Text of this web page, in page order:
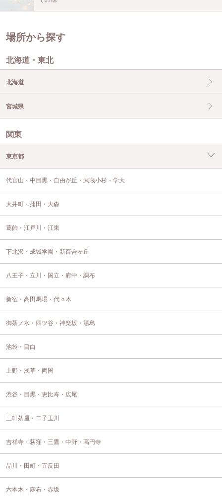
場所から探す
北海道・東北
北海道
宮城県
関東
東京都
代官山・中目黒・自由が丘・武蔵小杉・学大
大井町・蒲田・大森
葛飾・江戸川・江東
下北沢・成城学園・新百合ヶ丘
八王子・立川・国立・府中・調布
新宿・高田馬場・代々木
御茶ノ水・四ツ谷・神楽坂・湯島
池袋・目白
上野・浅草・両国
渋谷・目黒・恵比寿・広尾
三軒茶屋・二子玉川
吉祥寺・荻窪・三鷹・中野・高円寺
品川・田町・五反田
六本木・麻布・赤坂